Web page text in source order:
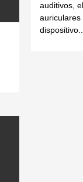
auditivos,
auriculares
dispositivo...